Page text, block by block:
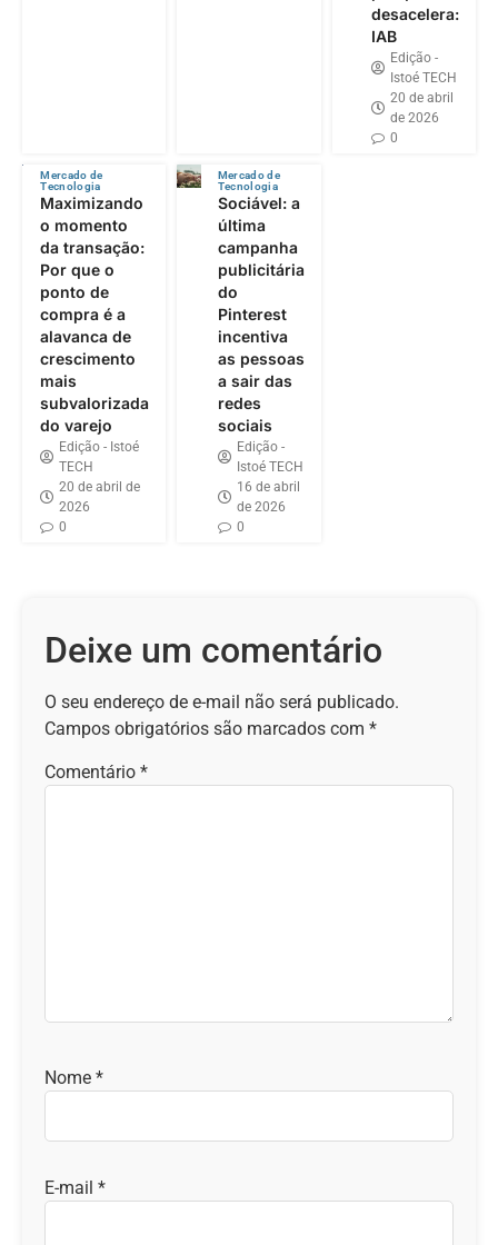
desacelera:
IAB
Edição -
Istoé TECH
20 de abril
de 2026
0
Mercado de
Tecnologia
Maximizando
o momento
da transação:
Por que o
ponto de
compra é a
alavanca de
crescimento
mais
subvalorizada
do varejo
Edição - Istoé
TECH
20 de abril de
2026
0
Mercado de
Tecnologia
Sociável: a
última
campanha
publicitária
do
Pinterest
incentiva
as pessoas
a sair das
redes
sociais
Edição -
Istoé TECH
16 de abril
de 2026
0
Deixe um comentário
O seu endereço de e-mail não será publicado.
Campos obrigatórios são marcados com *
Comentário *
Nome *
E-mail *